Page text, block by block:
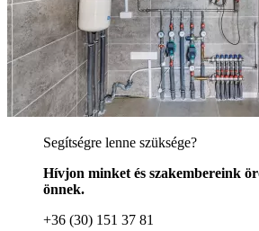
Segítségre lenne szüksége?
Hívjon minket és szakembereink
önnek.
+36 (30) 151 37 81